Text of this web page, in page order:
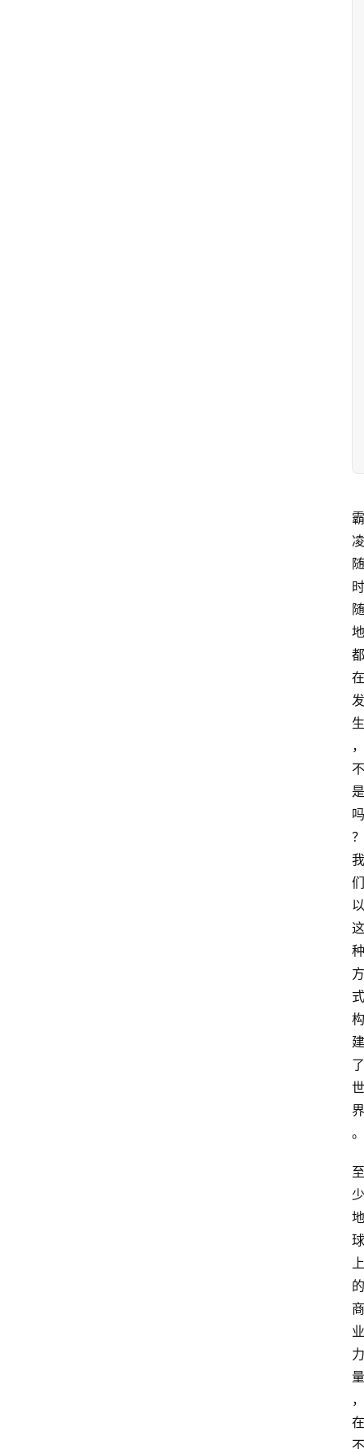
霸
凌
随
时
随
地
都
在
发
生
，
不
是
吗
？
我
们
以
这
种
方
式
构
建
了
世
界
。
至
少
地
球
上
的
商
业
力
量
，
在
不